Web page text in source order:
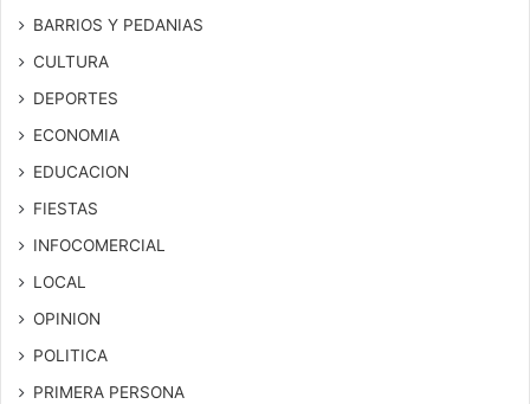
BARRIOS Y PEDANIAS
CULTURA
DEPORTES
ECONOMIA
EDUCACION
FIESTAS
INFOCOMERCIAL
LOCAL
OPINION
POLITICA
PRIMERA PERSONA